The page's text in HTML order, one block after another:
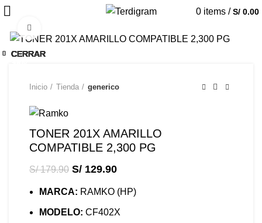
0 items / S/ 0.00
Inicio Tienda generico
TONER 201X AMARILLO
COMPATIBLE 2,300 PG
S/179.90 S/ 129.90
MARCA: RAMKO (HP)
MODELO: CF402X
CERRAR
CERRAR
CERRAR
CERRAR
CERRAR
CERRAR
CERRAR
CERRAR
CERRAR
CERRAR